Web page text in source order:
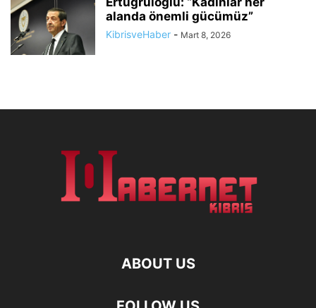
alanda önemli gücümüz”
KibrisveHaber - Mart 8, 2026
ABOUT US